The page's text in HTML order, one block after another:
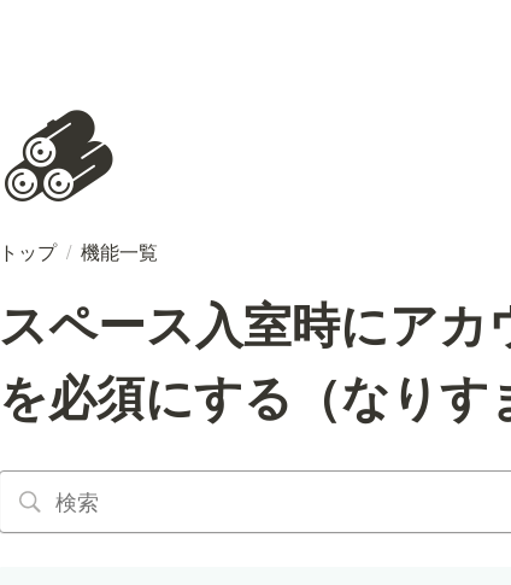
🪵
トップ / 機能一覧
スペース入室時にア
を必須にする（なりす